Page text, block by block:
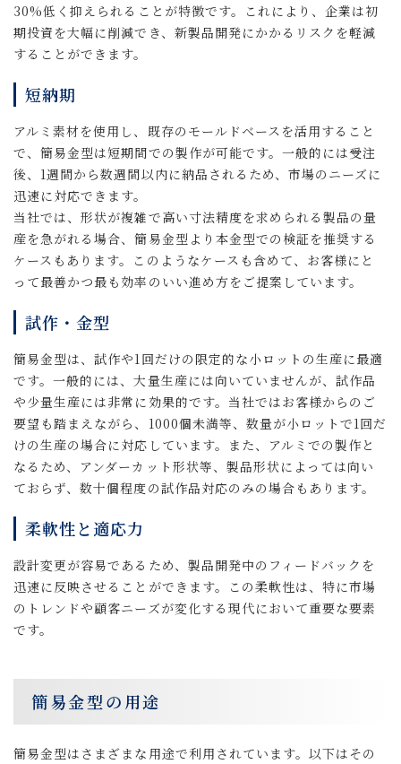
30%低く抑えられることが特徴です。これにより、企業は初
期投資を大幅に削減でき、新製品開発にかかるリスクを軽減
することができます。
短納期
アルミ素材を使用し、既存のモールドベースを活用すること
で、簡易金型は短期間での製作が可能です。一般的には受注
後、1週間から数週間以内に納品されるため、市場のニーズに
迅速に対応できます。
当社では、形状が複雑で高い寸法精度を求められる製品の量
産を急がれる場合、簡易金型より本金型での検証を推奨する
ケースもあります。このようなケースも含めて、お客様にと
って最善かつ最も効率のいい進め方をご提案しています。
試作・金型
簡易金型は、試作や1回だけの限定的な小ロットの生産に最適
です。一般的には、大量生産には向いていませんが、試作品
や少量生産には非常に効果的です。当社ではお客様からのご
要望も踏まえながら、1000個未満等、数量が小ロットで1回だ
けの生産の場合に対応しています。また、アルミでの製作と
なるため、アンダーカット形状等、製品形状によっては向い
ておらず、数十個程度の試作品対応のみの場合もあります。
柔軟性と適応力
設計変更が容易であるため、製品開発中のフィードバックを
迅速に反映させることができます。この柔軟性は、特に市場
のトレンドや顧客ニーズが変化する現代において重要な要素
です。
簡易金型の用途
簡易金型はさまざまな用途で利用されています。以下はその